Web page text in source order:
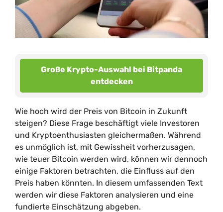
Große Krypto-Auswahl bei Bitpanda
entdecken
Wie hoch wird der Preis von Bitcoin in Zukunft
steigen? Diese Frage beschäftigt viele Investoren
und Kryptoenthusiasten gleichermaßen. Während
es unmöglich ist, mit Gewissheit vorherzusagen,
wie teuer Bitcoin werden wird, können wir dennoch
einige Faktoren betrachten, die Einfluss auf den
Preis haben könnten. In diesem umfassenden Text
werden wir diese Faktoren analysieren und eine
fundierte Einschätzung abgeben.